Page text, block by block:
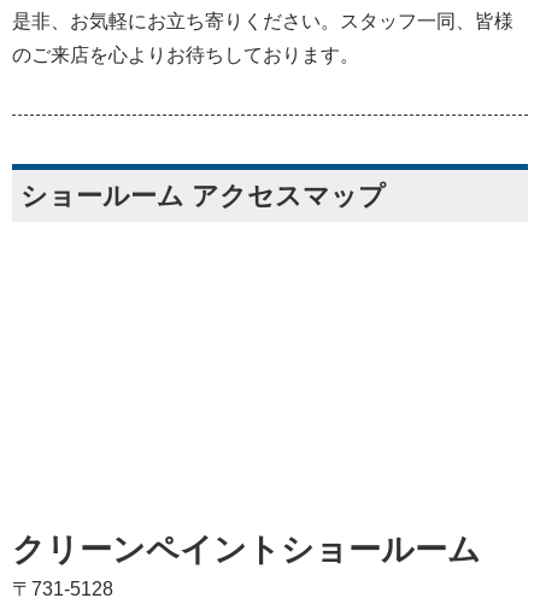
是非、お気軽にお立ち寄りください。スタッフ一同、皆様
のご来店を心よりお待ちしております。
ショールーム アクセスマップ
クリーンペイントショールーム
〒731-5128